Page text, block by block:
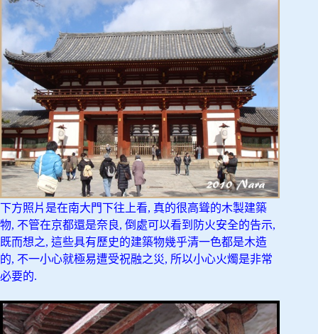
下方照片是在南大門下往上看, 真的很高聳的木製建築
物, 不管在京都還是奈良, 倒處可以看到防火安全的告示,
既而想之, 這些具有歷史的建築物幾乎清一色都是木造
的, 不一小心就極易遭受祝融之災, 所以小心火燭是非常
必要的.